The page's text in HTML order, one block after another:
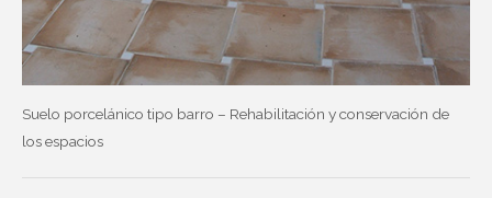
Suelo porcelánico tipo barro – Rehabilitación y conservación de
los espacios